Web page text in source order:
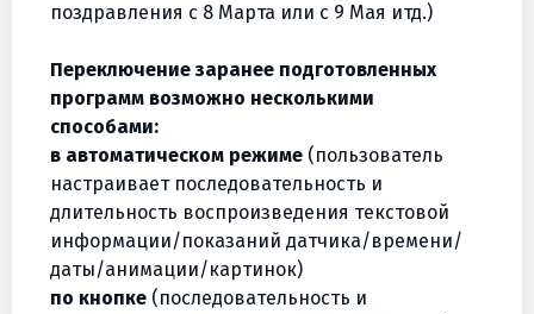
поздравления с 8 Марта или с 9 Мая итд.)
Переключение заранее подготовленных
программ возможно несколькими
способами:
в автоматическом режиме (пользователь
настраивает последовательность и
длительность воспроизведения текстовой
информации/показаний датчика/времени/
даты/анимации/картинок)
по кнопке (последовательность и